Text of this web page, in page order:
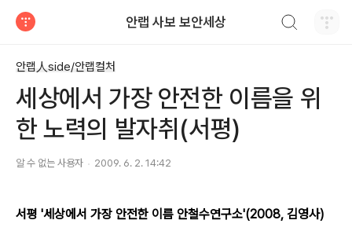
안랩 사보 보안세상
안랩人side/안랩컬처
세상에서 가장 안전한 이름을 위
한 노력의 발자취(서평)
알 수 없는 사용자 2009. 6. 2. 14:42
서평 '세상에서 가장 안전한 이름 안철수연구소'(2008, 김영사)